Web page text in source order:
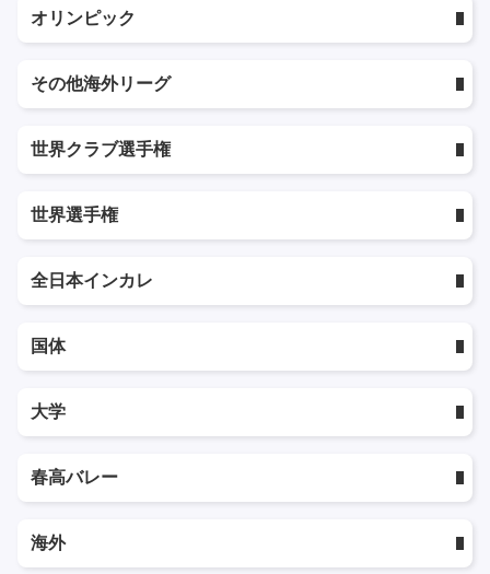
オリンピック
その他海外リーグ
世界クラブ選手権
世界選手権
全日本インカレ
国体
大学
春高バレー
海外